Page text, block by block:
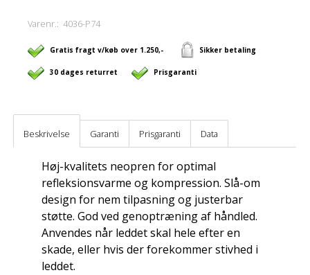
Varenr.:4036-P74
Gratis fragt v/køb over 1.250,- Sikker betaling
30 dages returret Prisgaranti
Beskrivelse Garanti Prisgaranti Data
Høj-kvalitets neopren for optimal
refleksionsvarme og kompression. Slå-om
design for nem tilpasning og justerbar
støtte. God ved genoptræning af håndled.
Anvendes når leddet skal hele efter en
skade, eller hvis der forekommer stivhed i
leddet.